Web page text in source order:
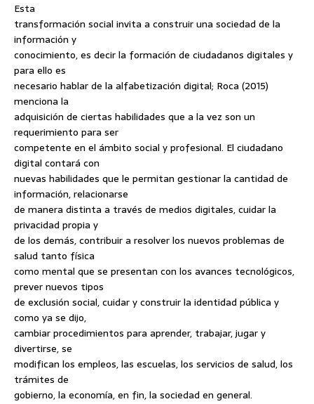
Esta
transformación social invita a construir una sociedad de la
información y
conocimiento, es decir la formación de ciudadanos digitales y
para ello es
necesario hablar de la alfabetización digital; Roca (2015)
menciona la
adquisición de ciertas habilidades que a la vez son un
requerimiento para ser
competente en el ámbito social y profesional. El ciudadano
digital contará con
nuevas habilidades que le permitan gestionar la cantidad de
información, relacionarse
de manera distinta a través de medios digitales, cuidar la
privacidad propia y
de los demás, contribuir a resolver los nuevos problemas de
salud tanto física
como mental que se presentan con los avances tecnológicos,
prever nuevos tipos
de exclusión social, cuidar y construir la identidad pública y
como ya se dijo,
cambiar procedimientos para aprender, trabajar, jugar y
divertirse, se
modifican los empleos, las escuelas, los servicios de salud, los
trámites de
gobierno, la economía, en fin, la sociedad en general.